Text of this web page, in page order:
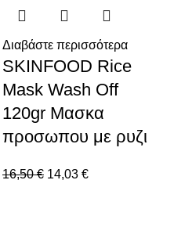
Διαβάστε περισσότερα
SKINFOOD Rice
Mask Wash Off
120gr Μασκα
προσωπου με ρυζι
16,50€ 14,03 €